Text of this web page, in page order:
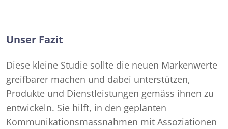
Unser Fazit
Diese kleine Studie sollte die neuen Markenwerte
greifbarer machen und dabei unterstützen,
Produkte und Dienstleistungen gemäss ihnen zu
entwickeln. Sie hilft, in den geplanten
Kommunikationsmassnahmen mit Assoziationen